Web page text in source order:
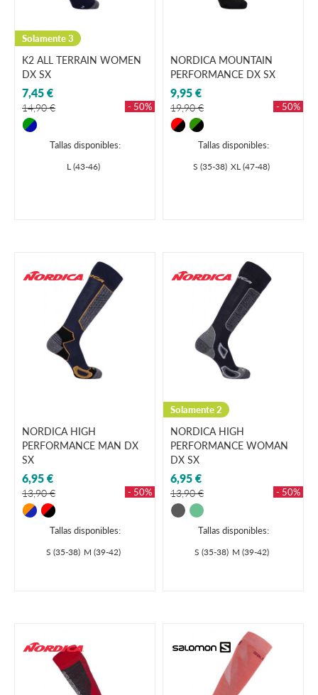
Solamente 3
K2 ALL TERRAIN WOMEN
DX SX
7,45 €
14,90 € - 50%
Tallas disponibles:
L (43-46)
NORDICA MOUNTAIN
PERFORMANCE DX SX
9,95 €
19,90 € - 50%
Tallas disponibles:
S (35-38) XL (47-48)
NORDICA HIGH
PERFORMANCE MAN DX
SX
6,95 €
13,90 € - 50%
Tallas disponibles:
S (35-38) M (39-42)
Solamente 2
NORDICA HIGH
PERFORMANCE WOMAN
DX SX
6,95 €
13,90 € - 50%
Tallas disponibles:
S (35-38) M (39-42)